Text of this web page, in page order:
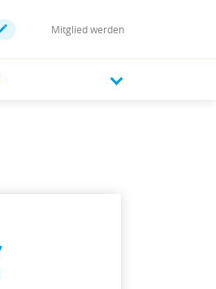
Mitglied werden